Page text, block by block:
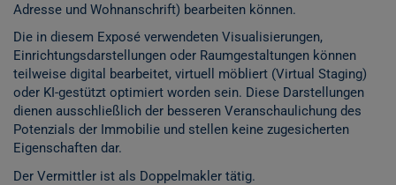
Adresse und Wohnanschrift) bearbeiten können.
Die in diesem Exposé verwendeten Visualisierungen,
Einrichtungsdarstellungen oder Raumgestaltungen können
teilweise digital bearbeitet, virtuell möbliert (Virtual Staging)
oder KI-gestützt optimiert worden sein. Diese Darstellungen
dienen ausschließlich der besseren Veranschaulichung des
Potenzials der Immobilie und stellen keine zugesicherten
Eigenschaften dar.
Der Vermittler ist als Doppelmakler tätig.